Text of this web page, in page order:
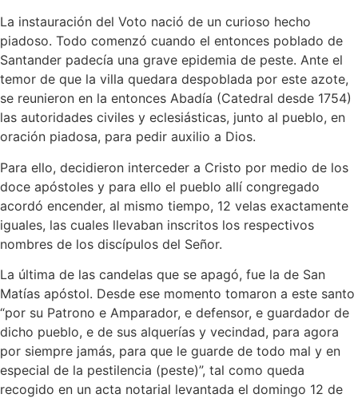
La instauración del Voto nació de un curioso hecho
piadoso. Todo comenzó cuando el entonces poblado de
Santander padecía una grave epidemia de peste. Ante el
temor de que la villa quedara despoblada por este azote,
se reunieron en la entonces Abadía (Catedral desde 1754)
las autoridades civiles y eclesiásticas, junto al pueblo, en
oración piadosa, para pedir auxilio a Dios.
Para ello, decidieron interceder a Cristo por medio de los
doce apóstoles y para ello el pueblo allí congregado
acordó encender, al mismo tiempo, 12 velas exactamente
iguales, las cuales llevaban inscritos los respectivos
nombres de los discípulos del Señor.
La última de las candelas que se apagó, fue la de San
Matías apóstol. Desde ese momento tomaron a este santo
“por su Patrono e Amparador, e defensor, e guardador de
dicho pueblo, e de sus alquerías y vecindad, para agora
por siempre jamás, para que le guarde de todo mal y en
especial de la pestilencia (peste)”, tal como queda
recogido en un acta notarial levantada el domingo 12 de